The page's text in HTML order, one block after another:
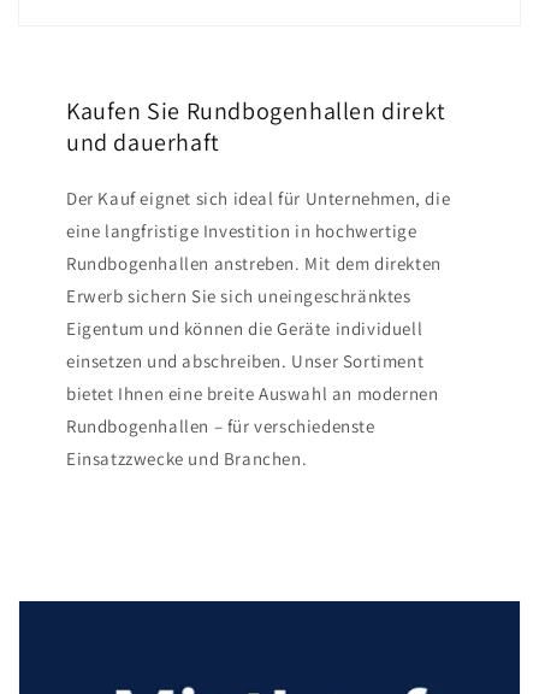
Kaufen Sie Rundbogenhallen direkt
und dauerhaft
Der Kauf eignet sich ideal für Unternehmen, die
eine langfristige Investition in hochwertige
Rundbogenhallen anstreben. Mit dem direkten
Erwerb sichern Sie sich uneingeschränktes
Eigentum und können die Geräte individuell
einsetzen und abschreiben. Unser Sortiment
bietet Ihnen eine breite Auswahl an modernen
Rundbogenhallen – für verschiedenste
Einsatzzwecke und Branchen.